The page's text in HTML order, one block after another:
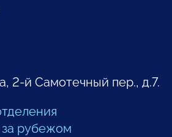
2-й Самотечный пер., д.7.
рубежом